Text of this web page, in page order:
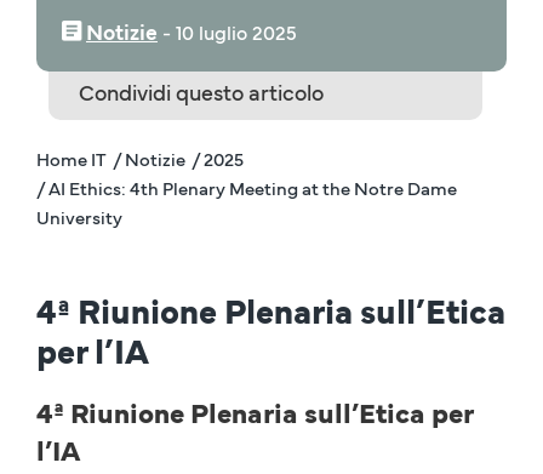
Notizie ‒ 10 luglio 2025
Condividi questo articolo
Home IT / Notizie / 2025
/ AI Ethics: 4th Plenary Meeting at the Notre Dame
University
4ª Riunione Plenaria sull’Etica
per l’IA
4ª Riunione Plenaria sull’Etica per
l’IA